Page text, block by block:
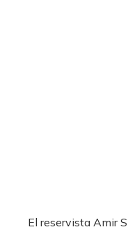
El reservista Amir